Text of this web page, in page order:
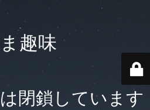
趣味
閉鎖しています